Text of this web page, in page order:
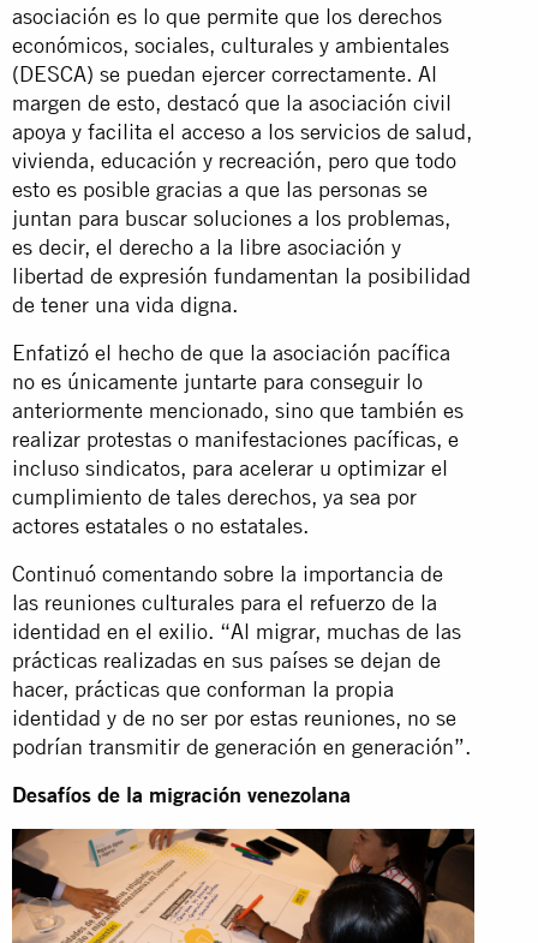
asociación es lo que permite que los derechos
económicos, sociales, culturales y ambientales
(DESCA) se puedan ejercer correctamente. Al
margen de esto, destacó que la asociación civil
apoya y facilita el acceso a los servicios de salud,
vivienda, educación y recreación, pero que todo
esto es posible gracias a que las personas se
juntan para buscar soluciones a los problemas,
es decir, el derecho a la libre asociación y
libertad de expresión fundamentan la posibilidad
de tener una vida digna.
Enfatizó el hecho de que la asociación pacífica
no es únicamente juntarte para conseguir lo
anteriormente mencionado, sino que también es
realizar protestas o manifestaciones pacíficas, e
incluso sindicatos, para acelerar u optimizar el
cumplimiento de tales derechos, ya sea por
actores estatales o no estatales.
Continuó comentando sobre la importancia de
las reuniones culturales para el refuerzo de la
identidad en el exilio. “Al migrar, muchas de las
prácticas realizadas en sus países se dejan de
hacer, prácticas que conforman la propia
identidad y de no ser por estas reuniones, no se
podrían transmitir de generación en generación”.
Desafíos de la migración venezolana